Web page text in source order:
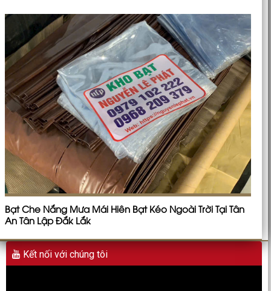
Bạt Che Nắng Mưa Mái Hiên Bạt Kéo Ngoài Trời Tại Tân
An Tân Lập Đắk Lắk
Kết nối với chúng tôi